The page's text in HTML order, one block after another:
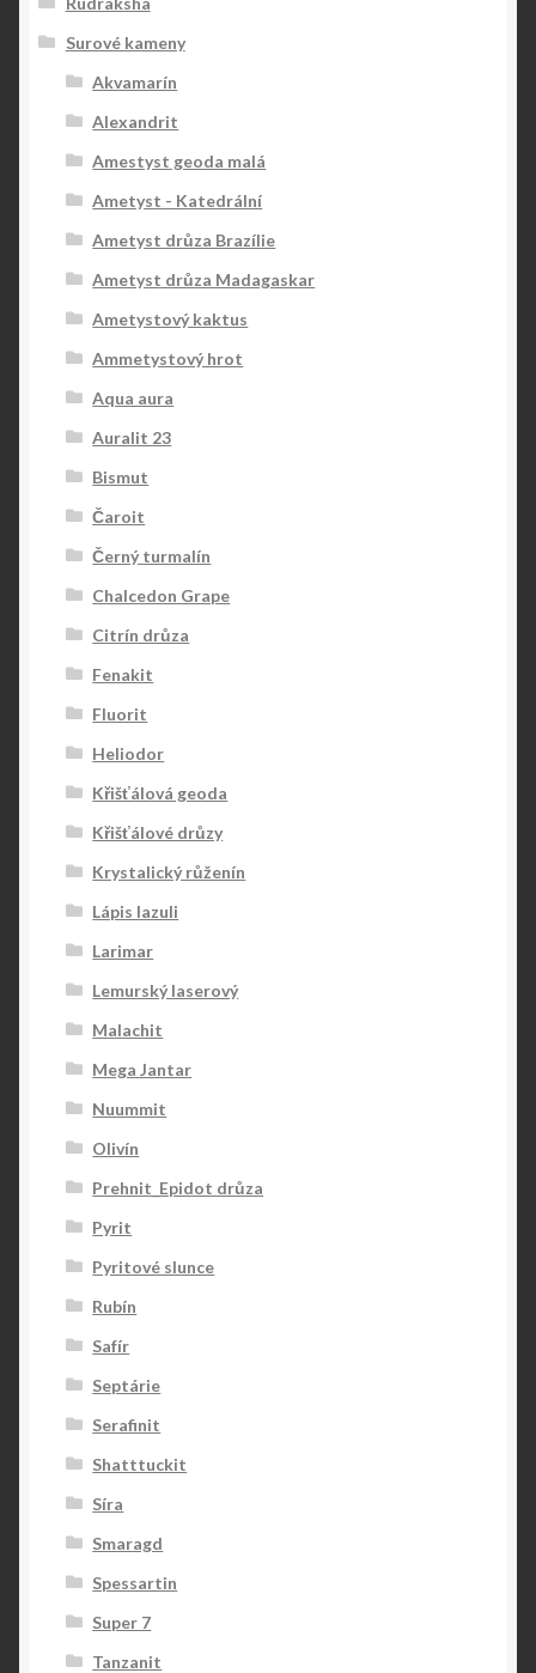
Surové kameny
Akvamarín
Alexandrit
Amestyst geoda malá
Ametyst - Katedrální
Ametyst drůza Brazílie
Ametyst drůza Madagaskar
Ametystový kaktus
Ammetystový hrot
Aqua aura
Auralit 23
Bismut
Čaroit
Černý turmalín
Chalcedon Grape
Citrín drůza
Fenakit
Fluorit
Heliodor
Křišťálová geoda
Křišťálové drůzy
Krystalický růženín
Lápis lazuli
Larimar
Lemurský laserový
Malachit
Mega Jantar
Nuummit
Olivín
Prehnit_Epidot drůza
Pyrit
Pyritové slunce
Rubín
Safír
Septárie
Serafinit
Shatttuckit
Síra
Smaragd
Spessartin
Super 7
Tanzanit